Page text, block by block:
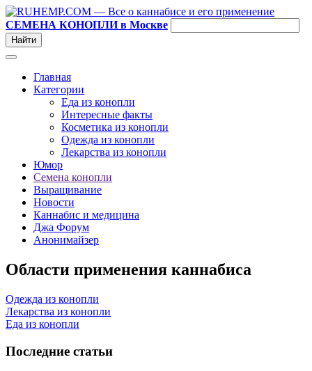
СЕМЕНА КОНОПЛИ в Москве
Главная
Категории
Еда из конопли
Интересные факты
Косметика из конопли
Одежда из конопли
Лекарства из конопли
Юмор
Семена конопли
Выращивание
Новости
Каннабис и медицина
Джа Форум
Анонимайзер
Области применения каннабиса
Одежда из конопли
Лекарства из конопли
Еда из конопли
Последние статьи